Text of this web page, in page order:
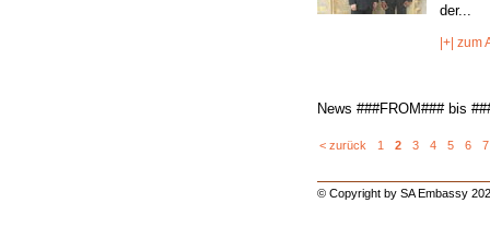
der...
|+| zum
News ###FROM### bis
< zurück 1 2 3 4 5 6 7
© Copyright by SA Embassy